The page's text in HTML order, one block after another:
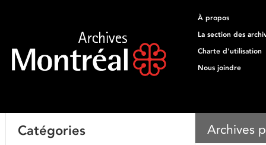
À propos
La section des
Charte d'utilisation
Nous joindre
Archives
Catégories